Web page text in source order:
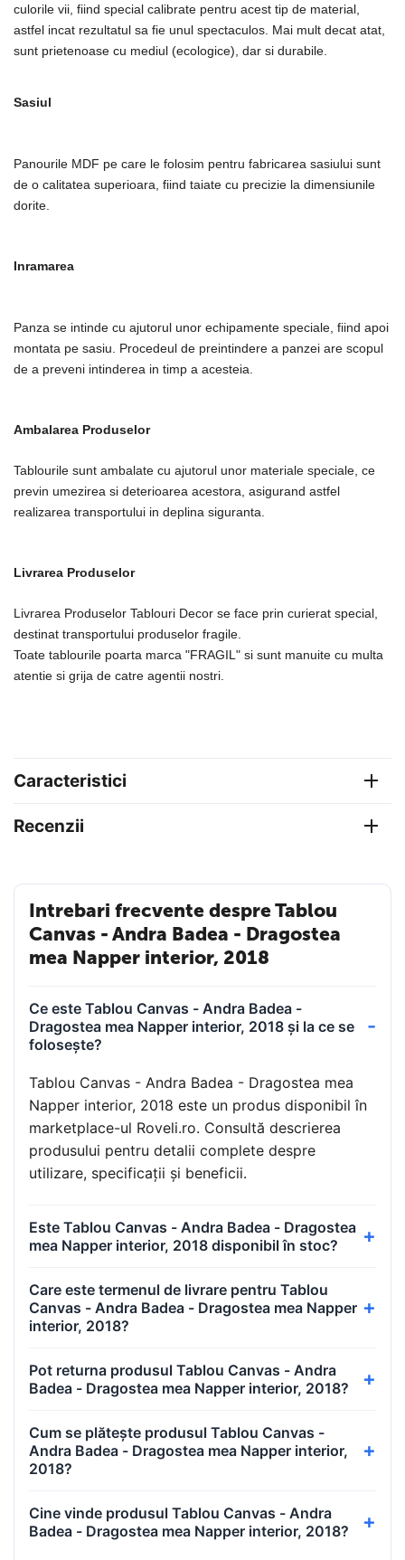
culorile vii, fiind special calibrate pentru acest tip de material,
astfel incat rezultatul sa fie unul spectaculos. Mai mult decat atat,
sunt prietenoase cu mediul (ecologice), dar si durabile.
Sasiul
Panourile MDF pe care le folosim pentru fabricarea sasiului sunt
de o calitatea superioara, fiind taiate cu precizie la dimensiunile
dorite.
Inramarea
Panza se intinde cu ajutorul unor echipamente speciale, fiind apoi
montata pe sasiu. Procedeul de preintindere a panzei are scopul
de a preveni intinderea in timp a acesteia.
Ambalarea Produselor
Tablourile sunt ambalate cu ajutorul unor materiale speciale, ce
previn umezirea si deterioarea acestora, asigurand astfel
realizarea transportului in deplina siguranta.
Livrarea Produselor
Livrarea Produselor Tablouri Decor se face prin curierat special,
destinat transportului produselor fragile.
Toate tablourile poarta marca "FRAGIL" si sunt manuite cu multa
atentie si grija de catre agentii nostri.
Caracteristici
Recenzii
Intrebari frecvente despre Tablou
Canvas - Andra Badea - Dragostea
mea Napper interior, 2018
Ce este Tablou Canvas - Andra Badea -
Dragostea mea Napper interior, 2018 și la ce se
folosește?
Tablou Canvas - Andra Badea - Dragostea mea
Napper interior, 2018 este un produs disponibil în
marketplace-ul Roveli.ro. Consultă descrierea
produsului pentru detalii complete despre
utilizare, specificații și beneficii.
Este Tablou Canvas - Andra Badea - Dragostea
mea Napper interior, 2018 disponibil în stoc?
Care este termenul de livrare pentru Tablou
Canvas - Andra Badea - Dragostea mea Napper
interior, 2018?
Pot returna produsul Tablou Canvas - Andra
Badea - Dragostea mea Napper interior, 2018?
Cum se plătește produsul Tablou Canvas -
Andra Badea - Dragostea mea Napper interior,
2018?
Cine vinde produsul Tablou Canvas - Andra
Badea - Dragostea mea Napper interior, 2018?